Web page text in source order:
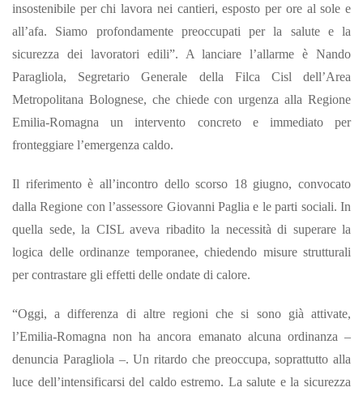
insostenibile per chi lavora nei cantieri, esposto per ore al sole e
all’afa. Siamo profondamente preoccupati per la salute e la
sicurezza dei lavoratori edili”. A lanciare l’allarme è Nando
Paragliola, Segretario Generale della Filca Cisl dell’Area
Metropolitana Bolognese, che chiede con urgenza alla Regione
Emilia-Romagna un intervento concreto e immediato per
fronteggiare l’emergenza caldo.
Il riferimento è all’incontro dello scorso 18 giugno, convocato
dalla Regione con l’assessore Giovanni Paglia e le parti sociali. In
quella sede, la CISL aveva ribadito la necessità di superare la
logica delle ordinanze temporanee, chiedendo misure strutturali
per contrastare gli effetti delle ondate di calore.
“Oggi, a differenza di altre regioni che si sono già attivate,
l’Emilia-Romagna non ha ancora emanato alcuna ordinanza –
denuncia Paragliola –. Un ritardo che preoccupa, soprattutto alla
luce dell’intensificarsi del caldo estremo. La salute e la sicurezza